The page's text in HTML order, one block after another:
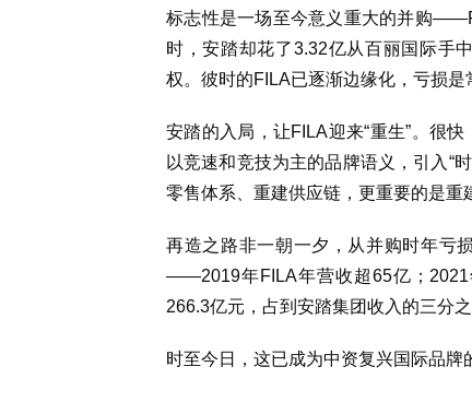
标志性是一场至今意义重大的并购
时，安踏却花了3.32亿从百丽国际手
权。彼时的FILA已逐渐边缘化，亏损是
安踏的入局，让FILA迎来“重生”。很
以竞速和竞技为主的品牌语义，引入“
零售体系、重建供应链，更重要的是重
再造之路非一朝一夕，从并购时年亏
——2019年FILA年营收超65亿；2021
266.3亿元，占到安踏集团收入的三分之
时至今日，这已成为中资复兴国际品牌